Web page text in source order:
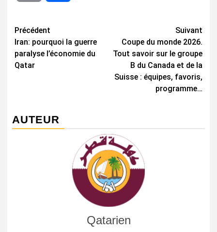
Navigation
d’article
Précédent
Iran: pourquoi la guerre
paralyse l’économie du
Qatar
Suivant
Coupe du monde 2026.
Tout savoir sur le groupe
B du Canada et de la
Suisse : équipes, favoris,
programme…
AUTEUR
Qatarien